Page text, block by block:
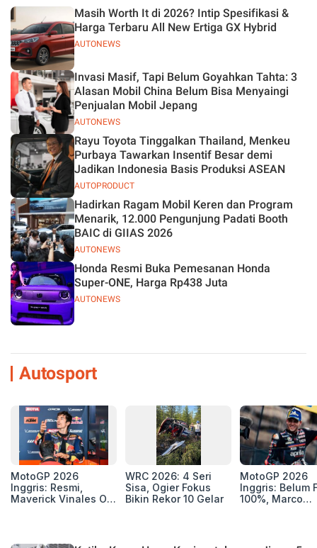
Juta
AUTONEWS
Masih Worth It di 2026? Intip Spesifikasi &
Harga Terbaru All New Ertiga GX Hybrid
AUTONEWS
Invasi Masif, Tapi Belum Goyahkan Tahta: 3
Alasan Mobil China Belum Bisa Menyaingi
Penjualan Mobil Jepang
AUTOPRODUCT
Rayu Toyota Tinggalkan Thailand, Menkeu
Purbaya Tawarkan Insentif Besar demi
Jadikan Indonesia Basis Produksi ASEAN
AUTONEWS
Hadirkan Ragam Mobil Keren dan Program
Menarik, 12.000 Pengunjung Padati Booth
BAIC di GIIAS 2026
AUTONEWS
Honda Resmi Buka Pemesanan Honda
Super-ONE, Harga Rp438 Juta
Autosport
MotoGP 2026
Inggris: Resmi,
Maverick Vinales Out
Selanjutnya Belum
WRC 2026: 4 Seri
Sisa, Ogier Fokus
Bikin Rekor 10 Gelar
MotoGP 2026
Inggris: Belum
100%, Marco